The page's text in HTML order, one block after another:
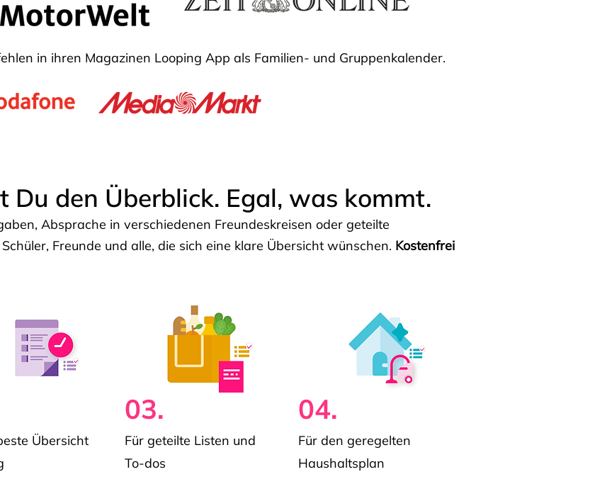
in ihren Magazinen Looping App als Familien- und Gruppenkalender.
Du den Überblick. Egal, was kommt.
Absprache in verschiedenen Freundeskreisen oder geteilte
Freunde und alle, die sich eine klare Übersicht wünschen. Kostenfrei
Übersicht
03.
Für geteilte Listen und
To-dos
04.
Für den geregelten
Haushaltsplan